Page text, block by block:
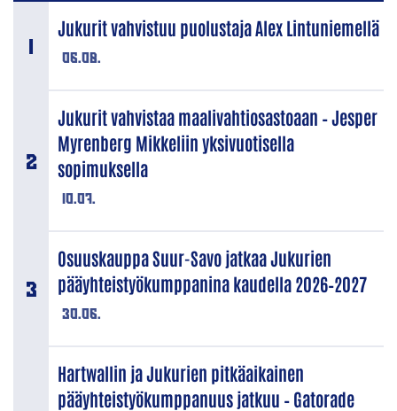
06.08.
Jukurit vahvistuu puolustaja Alex Lintuniemellä
10.07.
Jukurit vahvistaa maalivahtiosastoaan – Jesper
Myrenberg Mikkeliin yksivuotisella
sopimuksella
30.06.
Osuuskauppa Suur-Savo jatkaa Jukurien
pääyhteistyökumppanina kaudella 2026–2027
Hartwallin ja Jukurien pitkäaikainen
pääyhteistyökumppanuus jatkuu – Gatorade